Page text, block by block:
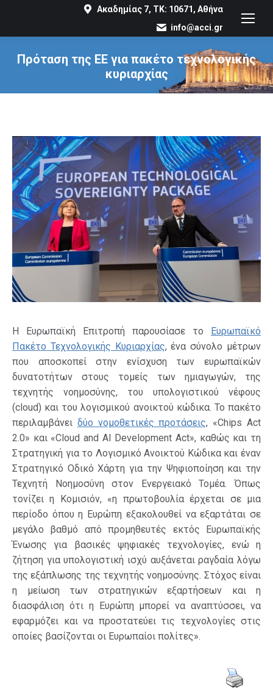
Ακαδημίας 7, ΤΚ: 10671, Αθήνα
info@acci.gr
Πρόταση της ΕΕ για πακέτο τεχνολογικής
κυριαρχίας
You are here:
Η Ευρωπαϊκή Επιτροπή παρουσίασε το Ευρωπαϊκό
Πακέτο Τεχνολογικής Κυριαρχίας, ένα σύνολο μέτρων
που αποσκοπεί στην ενίσχυση των ευρωπαϊκών
δυνατοτήτων στους τομείς των ημιαγωγών, της
τεχνητής νοημοσύνης, του υπολογιστικού νέφους
(cloud) και του λογισμικού ανοικτού κώδικα. Το πακέτο
περιλαμβάνει δύο νομοθετικές προτάσεις, «Chips Act
2.0» και «Cloud and AI Development Act», καθώς και τη
Στρατηγική για το Λογισμικό Ανοικτού Κώδικα και έναν
Στρατηγικό Οδικό Χάρτη για την Ψηφιοποίηση και την
Τεχνητή Νοημοσύνη στον Ενεργειακό Τομέα. Όπως
τονίζει η Κομισιόν, «η πρωτοβουλία έρχεται σε μια
περίοδο όπου η Ευρώπη εξακολουθεί να εξαρτάται σε
μεγάλο βαθμό από προμηθευτές εκτός Ευρωπαϊκής
Ένωσης για βασικές ψηφιακές τεχνολογίες, ενώ η
ζήτηση για υπολογιστική ισχύ αυξάνεται ραγδαία λόγω
της εξάπλωσης της τεχνητής νοημοσύνης. Στόχος είναι
η μείωση των στρατηγικών εξαρτήσεων και η
διασφάλιση ότι η Ευρώπη μπορεί να αναπτύσσει, να
εφαρμόζει και να προστατεύει τις τεχνολογίες στις
οποίες βασίζονται οι Ευρωπαίοι πολίτες».